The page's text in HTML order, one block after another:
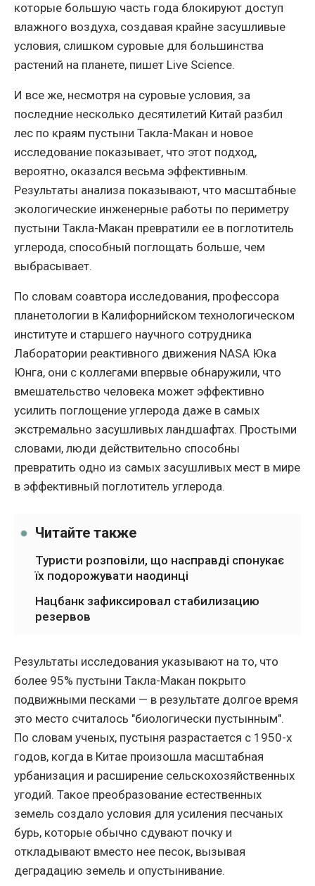
которые большую часть года блокируют доступ
влажного воздуха, создавая крайне засушливые
условия, слишком суровые для большинства
растений на планете, пишет Live Science.
И все же, несмотря на суровые условия, за
последние несколько десятилетий Китай разбил
лес по краям пустыни Такла-Макан и новое
исследование показывает, что этот подход,
вероятно, оказался весьма эффективным.
Результаты анализа показывают, что масштабные
экологические инженерные работы по периметру
пустыни Такла-Макан превратили ее в поглотитель
углерода, способный поглощать больше, чем
выбрасывает.
По словам соавтора исследования, профессора
планетологии в Калифорнийском технологическом
институте и старшего научного сотрудника
Лаборатории реактивного движения NASA Юка
Юнга, они с коллегами впервые обнаружили, что
вмешательство человека может эффективно
усилить поглощение углерода даже в самых
экстремально засушливых ландшафтах. Простыми
словами, люди действительно способны
превратить одно из самых засушливых мест в мире
в эффективный поглотитель углерода.
Читайте также
Туристи розповіли, що насправді спонукає
їх подорожувати наодинці
Нацбанк зафиксировал стабилизацию
резервов
Результаты исследования указывают на то, что
более 95% пустыни Такла-Макан покрыто
подвижными песками — в результате долгое время
это место считалось "биологически пустынным".
По словам ученых, пустыня разрастается с 1950-х
годов, когда в Китае произошла масштабная
урбанизация и расширение сельскохозяйственных
угодий. Такое преобразование естественных
земель создало условия для усиления песчаных
бурь, которые обычно сдувают почку и
откладывают вместо нее песок, вызывая
деградацию земель и опустынивание.